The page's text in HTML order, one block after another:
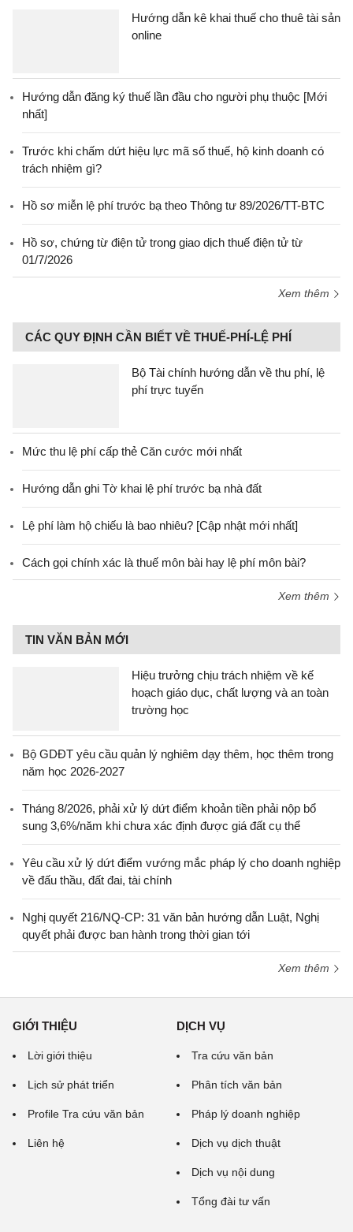
Hướng dẫn kê khai thuế cho thuê tài sản
online
Hướng dẫn đăng ký thuế lần đầu cho người phụ thuộc [Mới
nhất]
Trước khi chấm dứt hiệu lực mã số thuế, hộ kinh doanh có
trách nhiệm gì?
Hồ sơ miễn lệ phí trước bạ theo Thông tư 89/2026/TT-BTC
Hồ sơ, chứng từ điện tử trong giao dịch thuế điện tử từ
01/7/2026
Xem thêm
CÁC QUY ĐỊNH CẦN BIẾT VỀ THUẾ-PHÍ-LỆ PHÍ
Bộ Tài chính hướng dẫn về thu phí, lệ
phí trực tuyến
Mức thu lệ phí cấp thẻ Căn cước mới nhất
Hướng dẫn ghi Tờ khai lệ phí trước bạ nhà đất
Lệ phí làm hộ chiếu là bao nhiêu? [Cập nhật mới nhất]
Cách gọi chính xác là thuế môn bài hay lệ phí môn bài?
Xem thêm
TIN VĂN BẢN MỚI
Hiệu trưởng chịu trách nhiệm về kế
hoạch giáo dục, chất lượng và an toàn
trường học
Bộ GDĐT yêu cầu quản lý nghiêm dạy thêm, học thêm trong
năm học 2026-2027
Tháng 8/2026, phải xử lý dứt điểm khoản tiền phải nộp bổ
sung 3,6%/năm khi chưa xác định được giá đất cụ thể
Yêu cầu xử lý dứt điểm vướng mắc pháp lý cho doanh nghiệp
về đấu thầu, đất đai, tài chính
Nghị quyết 216/NQ-CP: 31 văn bản hướng dẫn Luật, Nghị
quyết phải được ban hành trong thời gian tới
Xem thêm
GIỚI THIỆU
Lời giới thiệu
Lịch sử phát triển
Profile Tra cứu văn bản
Liên hệ
DỊCH VỤ
Tra cứu văn bản
Phân tích văn bản
Pháp lý doanh nghiệp
Dịch vụ dịch thuật
Dịch vụ nội dung
Tổng đài tư vấn